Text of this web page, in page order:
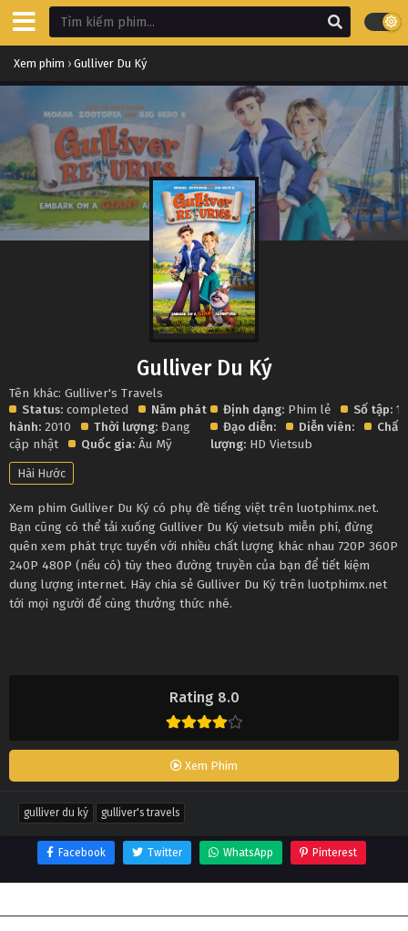
Xem phim › Gulliver Du Ký
Rating 8.0
Xem Phim
Gulliver Du Ký
Tên khác: Gulliver's Travels
Status: completed
Năm phát
hành: 2010 Thời lượng: Đang
cập nhật
Quốc gia: Âu Mỹ
Định dạng: Phim lẻ Số tập: 1
Đạo diễn:
Diễn viên:
Chất
lượng: HD Vietsub
Hài Hước
Xem phim Gulliver Du Ký có phụ đề tiếng việt trên luotphimx.net.
Bạn cũng có thể tải xuống Gulliver Du Ký vietsub miễn phí, đừng
quên xem phát trực tuyến với nhiều chất lượng khác nhau 720P 360P
240P 480P (nếu có) tùy theo đường truyền của bạn để tiết kiệm
dung lượng internet. Hãy chia sẻ Gulliver Du Ký trên luotphimx.net
tới mọi người để cùng thưởng thức nhé.
gulliver du ký gulliver's travels
Facebook Twitter WhatsApp Pinterest